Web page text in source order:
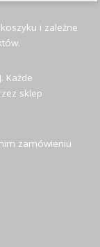
i zależne
Każde
sklep
zamówieniu